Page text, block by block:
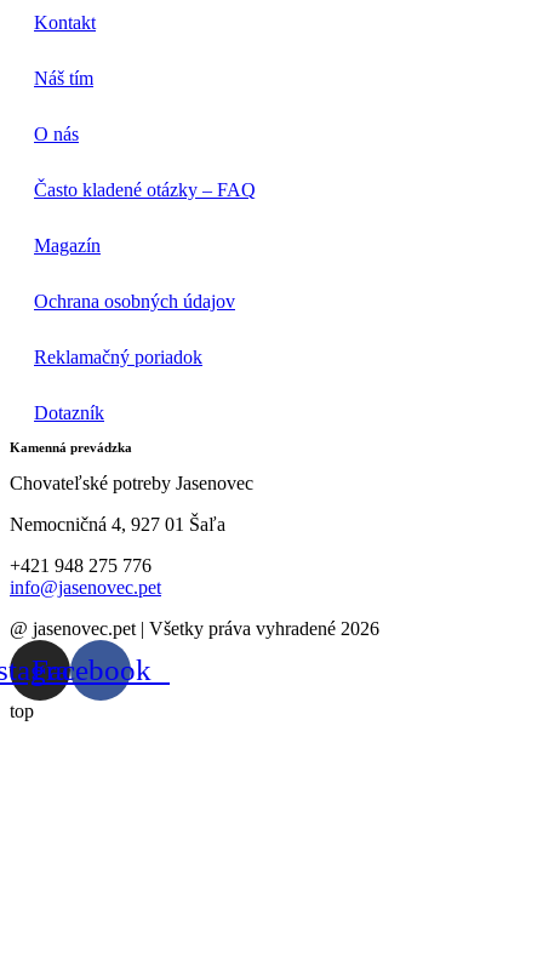
Kontakt
Náš tím
O nás
Často kladené otázky – FAQ
Magazín
Ochrana osobných údajov
Reklamačný poriadok
Dotazník
Kamenná prevádzka
Chovateľské potreby Jasenovec
Nemocničná 4, 927 01 Šaľa
+421 948 275 776
info@jasenovec.pet
@ jasenovec.pet | Všetky práva vyhradené 2026
Facebook
top